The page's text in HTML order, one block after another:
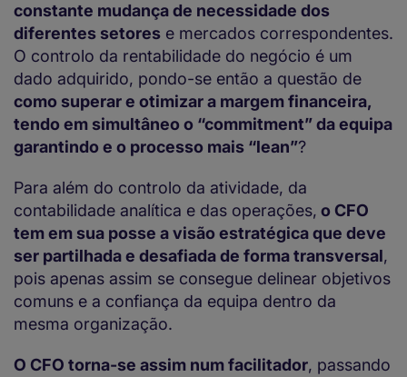
constante mudança de necessidade dos
diferentes setores e mercados correspondentes.
O controlo da rentabilidade do negócio é um
dado adquirido, pondo-se então a questão de
como superar e otimizar a margem financeira,
tendo em simultâneo o “commitment” da equipa
garantindo e o processo mais “lean”?
Para além do controlo da atividade, da
contabilidade analítica e das operações, o CFO
tem em sua posse a visão estratégica que deve
ser partilhada e desafiada de forma transversal,
pois apenas assim se consegue delinear objetivos
comuns e a confiança da equipa dentro da
mesma organização.
O CFO torna-se assim num facilitador, passando